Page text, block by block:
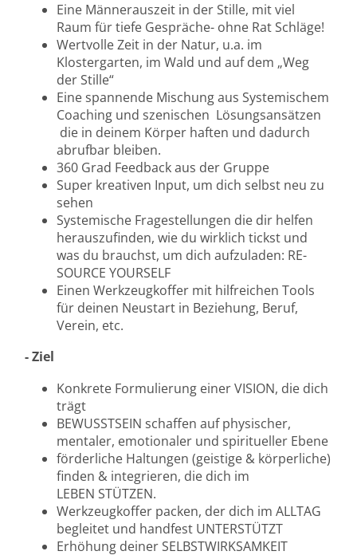
Eine Männerauszeit in der Stille, mit viel
Raum für tiefe Gespräche- ohne Rat Schläge!
Wertvolle Zeit in der Natur, u.a. im
Klostergarten, im Wald und auf dem „Weg
der Stille“
Eine spannende Mischung aus Systemischem
Coaching und szenischen Lösungsansätzen
die in deinem Körper haften und dadurch
abrufbar bleiben.
360 Grad Feedback aus der Gruppe
Super kreativen Input, um dich selbst neu zu
sehen
Systemische Fragestellungen die dir helfen
herauszufinden, wie du wirklich tickst und
was du brauchst, um dich aufzuladen: RE-
SOURCE YOURSELF
Einen Werkzeugkoffer mit hilfreichen Tools
für deinen Neustart in Beziehung, Beruf,
Verein, etc.
- Ziel
Konkrete Formulierung einer VISION, die dich
trägt
BEWUSSTSEIN schaffen auf physischer,
mentaler, emotionaler und spiritueller Ebene
förderliche Haltungen (geistige & körperliche)
finden & integrieren, die dich im
LEBEN STÜTZEN.
Werkzeugkoffer packen, der dich im ALLTAG
begleitet und handfest UNTERSTÜTZT
Erhöhung deiner SELBSTWIRKSAMKEIT